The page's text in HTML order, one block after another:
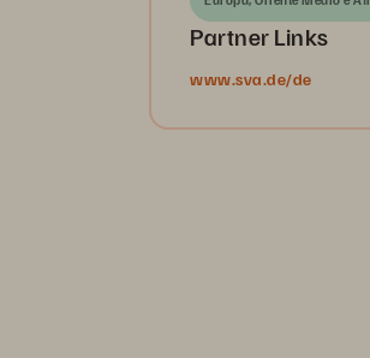
Partner Links
www.sva.de/de